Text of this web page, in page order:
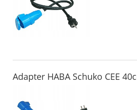
Adapter HABA Schuko CEE